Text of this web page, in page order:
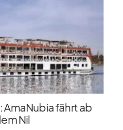
AmaNubia fährt ab
Nil